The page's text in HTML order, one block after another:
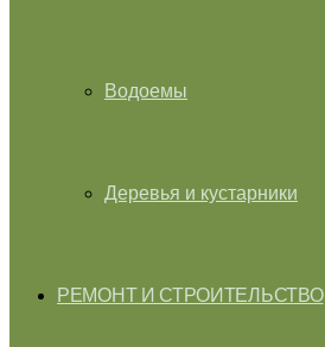
Водоемы
Деревья и кустарники
РЕМОНТ И СТРОИТЕЛЬСТВО